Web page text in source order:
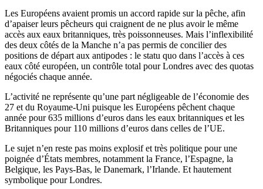
Les Européens avaient promis un accord rapide sur la pêche, afin
d’apaiser leurs pêcheurs qui craignent de ne plus avoir le même
accès aux eaux britanniques, très poissonneuses. Mais l’inflexibilité
des deux côtés de la Manche n’a pas permis de concilier des
positions de départ aux antipodes : le statu quo dans l’accès à ces
eaux côté européen, un contrôle total pour Londres avec des quotas
négociés chaque année.
L’activité ne représente qu’une part négligeable de l’économie des
27 et du Royaume-Uni puisque les Européens pêchent chaque
année pour 635 millions d’euros dans les eaux britanniques et les
Britanniques pour 110 millions d’euros dans celles de l’UE.
Le sujet n’en reste pas moins explosif et très politique pour une
poignée d’États membres, notamment la France, l’Espagne, la
Belgique, les Pays-Bas, le Danemark, l’Irlande. Et hautement
symbolique pour Londres.